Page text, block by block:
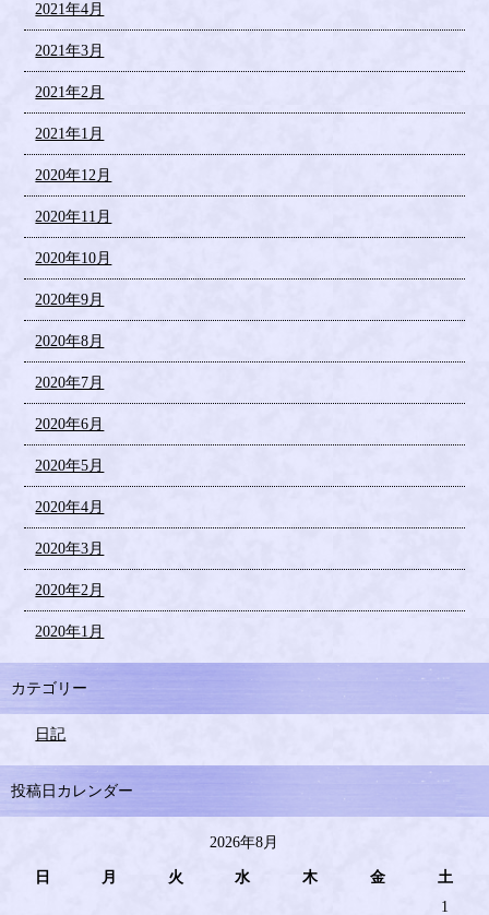
2021年4月
2021年3月
2021年2月
2021年1月
2020年12月
2020年11月
2020年10月
2020年9月
2020年8月
2020年7月
2020年6月
2020年5月
2020年4月
2020年3月
2020年2月
2020年1月
カテゴリー
日記
投稿日カレンダー
2026年8月
日 月 火 水 木 金
土
1